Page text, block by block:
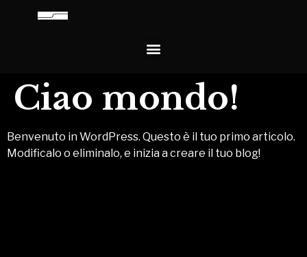
Ciao mondo!
Benvenuto in WordPress. Questo è il tuo primo articolo.
Modificalo o eliminalo, e inizia a creare il tuo blog!